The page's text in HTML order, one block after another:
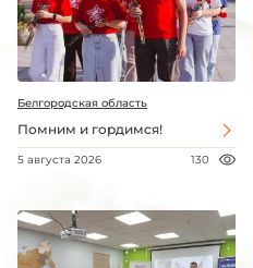
Белгородская область
Помним и гордимся!
5 августа 2026 130